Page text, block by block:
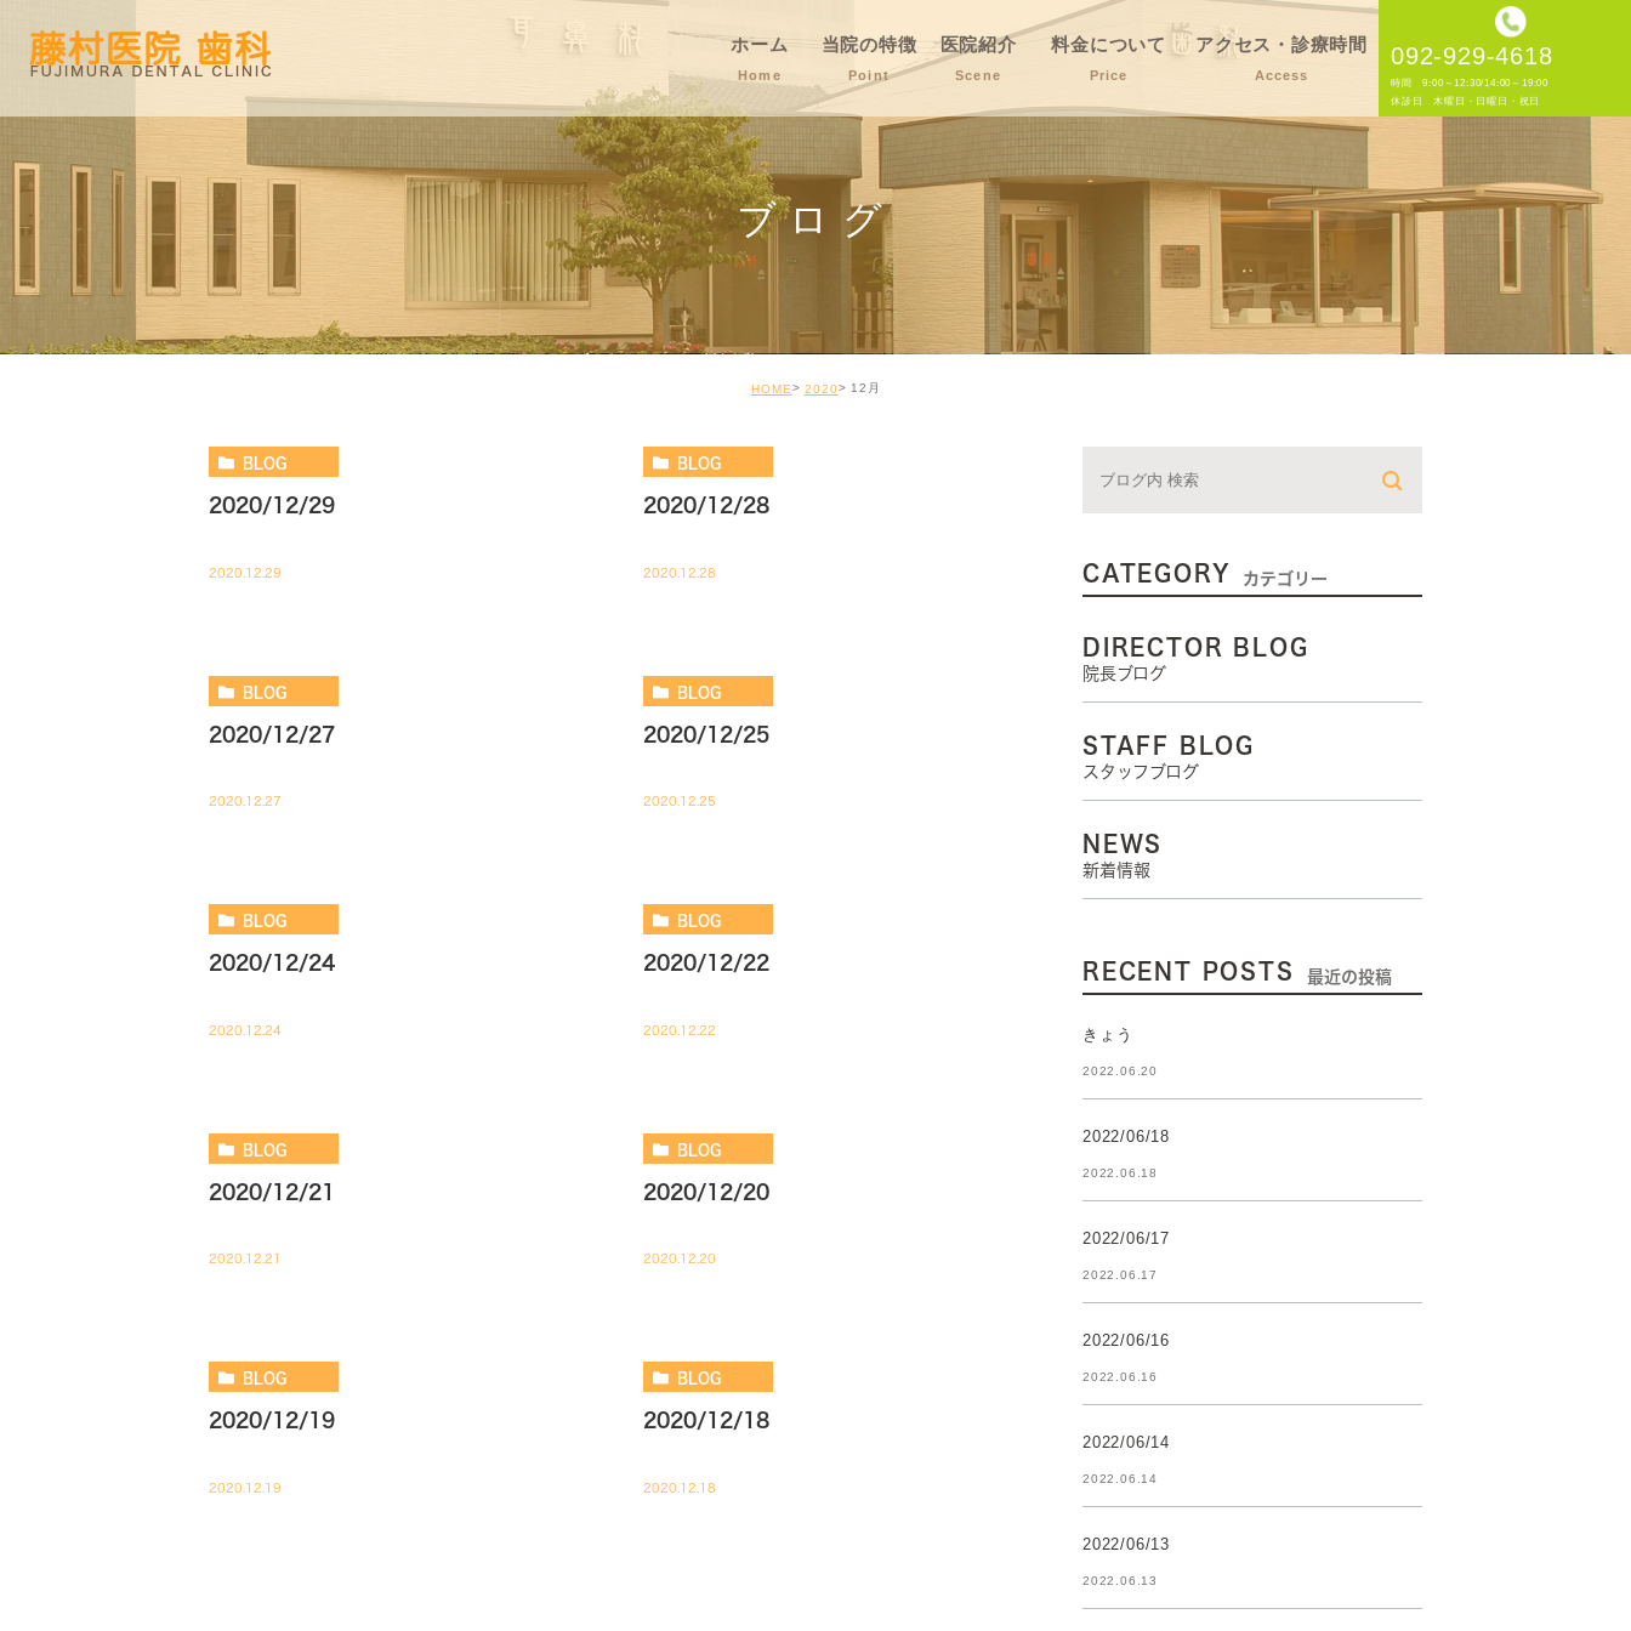
092-929-4618
時間 9:00～12:30/14:00～19:00
休診日 木曜日・日曜日・祝日
ホーム
Home
当院の特徴
Point
医院紹介
Scene
料金について
Price
アクセス・診療時間
Access
ブログ
HOME 2020 12月
BLOG
2020/12/29
2020.12.29
BLOG
2020/12/28
2020.12.28
BLOG
2020/12/27
2020.12.27
BLOG
2020/12/25
2020.12.25
BLOG
2020/12/24
2020.12.24
BLOG
2020/12/22
2020.12.22
BLOG
2020/12/21
2020.12.21
BLOG
2020/12/20
2020.12.20
BLOG
2020/12/19
2020.12.19
BLOG
2020/12/18
2020.12.18
CATEGORY カテゴリー
DIRECTOR BLOG
院長ブログ
STAFF BLOG
スタッフブログ
NEWS
新着情報
RECENT POSTS 最近の投稿
きょう
2022.06.20
2022/06/18
2022.06.18
2022/06/17
2022.06.17
2022/06/16
2022.06.16
2022/06/14
2022.06.14
2022/06/13
2022.06.13